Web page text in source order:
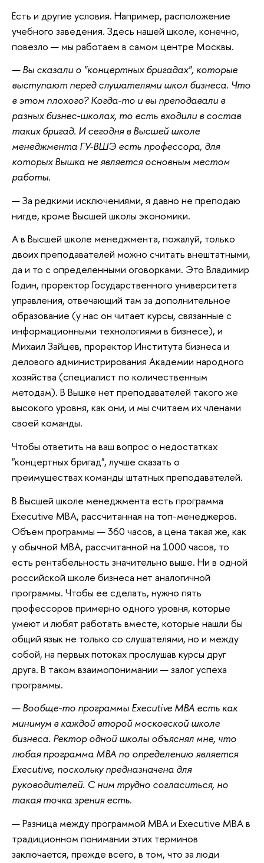
Есть и другие условия. Например, расположение
учебного заведения. Здесь нашей школе, конечно,
повезло — мы работаем в самом центре Москвы.
— Вы сказали о "концертных бригадах", которые
выступают перед слушателями школ бизнеса. Что
в этом плохого? Когда-то и вы преподавали в
разных бизнес-школах, то есть входили в состав
таких бригад. И сегодня в Высшей школе
менеджмента ГУ-ВШЭ есть профессора, для
которых Вышка не является основным местом
работы.
— За редкими исключениями, я давно не преподаю
нигде, кроме Высшей школы экономики.
А в Высшей школе менеджмента, пожалуй, только
двоих преподавателей можно считать внештатными,
да и то с определенными оговорками. Это Владимир
Годин, проректор Государственного университета
управления, отвечающий там за дополнительное
образование (у нас он читает курсы, связанные с
информационными технологиями в бизнесе), и
Михаил Зайцев, проректор Института бизнеса и
делового администрирования Академии народного
хозяйства (специалист по количественным
методам). В Вышке нет преподавателей такого же
высокого уровня, как они, и мы считаем их членами
своей команды.
Чтобы ответить на ваш вопрос о недостатках
"концертных бригад", лучше сказать о
преимуществах команды штатных преподавателей.
В Высшей школе менеджмента есть программа
Executive MBA, рассчитанная на топ-менеджеров.
Объем программы — 360 часов, а цена такая же, как
у обычной МВА, рассчитанной на 1000 часов, то
есть рентабельность значительно выше. Ни в одной
российской школе бизнеса нет аналогичной
программы. Чтобы ее сделать, нужно пять
профессоров примерно одного уровня, которые
умеют и любят работать вместе, которые нашли бы
общий язык не только со слушателями, но и между
собой, на первых потоках прослушав курсы друг
друга. В таком взаимопонимании — залог успеха
программы.
— Вообще-то программы Executive MBA есть как
минимум в каждой второй московской школе
бизнеса. Ректор одной школы объяснял мне, что
любая программа MBA по определению является
Executive, поскольку предназначена для
руководителей. С ним трудно согласиться, но
такая точка зрения есть.
— Разница между программой МВА и Executive МВА в
традиционном понимании этих терминов
заключается, прежде всего, в том, что за люди